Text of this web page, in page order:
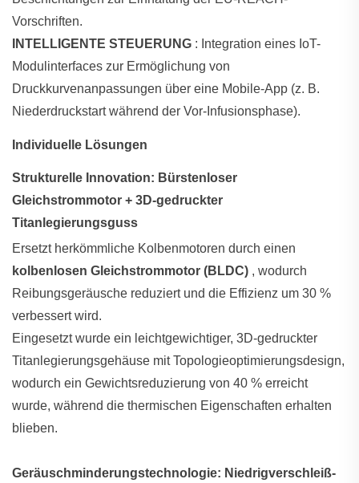
Vorschriften.
INTELLIGENTE STEUERUNG : Integration eines IoT-
Modulinterfaces zur Ermöglichung von
Druckkurvenanpassungen über eine Mobile-App (z. B.
Niederdruckstart während der Vor-Infusionsphase).
Individuelle Lösungen
Strukturelle Innovation: Bürstenloser
Gleichstrommotor + 3D-gedruckter
Titanlegierungsguss
Ersetzt herkömmliche Kolbenmotoren durch einen
kolbenlosen Gleichstrommotor (BLDC) , wodurch
Reibungsgeräusche reduziert und die Effizienz um 30 %
verbessert wird.
Eingesetzt wurde ein leichtgewichtiger, 3D-gedruckter
Titanlegierungsgehäuse mit Topologieoptimierungsdesign,
wodurch ein Gewichtsreduzierung von 40 % erreicht
wurde, während die thermischen Eigenschaften erhalten
blieben.
Geräuschminderungstechnologie: Niedrigverschleiß-